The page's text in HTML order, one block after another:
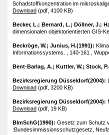
Schadstoffkonzentration im
Download (pdf, 4100 KB)
Becker, L.; Bernard, L.; Döllner, J.;
dimensionalen objektorientierten GIS-
Beckröge, W.; Junius, H.(1991):
Informationssystems. , 140-161 ,
Bent-Barlag, A.; Kuttler, W.; Stock,
Bezirksregierung Düsseldorf(2004):
Download (pdf, 3200 KB)
Bezirksregierung Düsseldorf(2004):
Download (pdf, 19 KB)
BImSchG(1990): Gesetz zum Schutz
:Bundesimmissionsschutzgesetz,